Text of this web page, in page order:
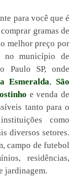
para você que é
gramas de
melhor preço por
no município de
Paulo SP, onde
Esmeralda,São
e venda de
tanto para o
como
diversos setores.
campo de futebol
residências,
jardinagem.